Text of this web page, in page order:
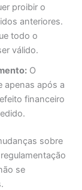
proibir o
anteriores.
todo o
válido.
O
apenas após a
financeiro
sobre
se